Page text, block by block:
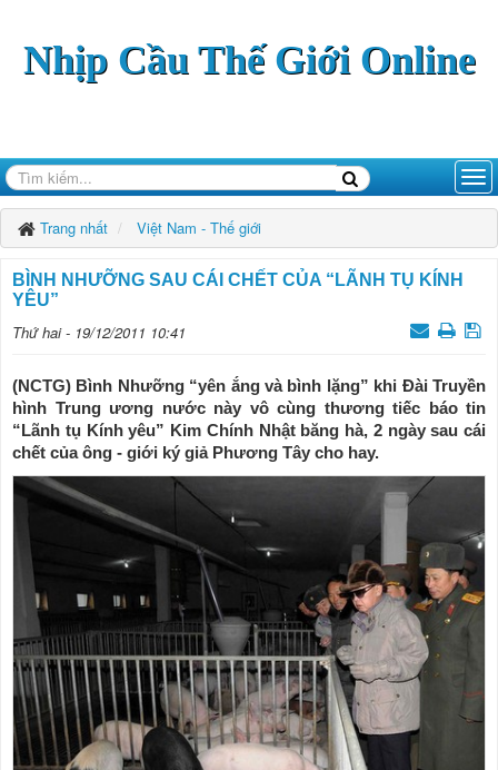
Nhịp Cầu Thế Giới Online
Trang nhất Việt Nam - Thế giới
BÌNH NHƯỠNG SAU CÁI CHẾT CỦA “LÃNH TỤ KÍNH
YÊU”
Thứ hai - 19/12/2011 10:41
(NCTG) Bình Nhưỡng “yên ắng và bình lặng” khi Ðài Truyền
hình Trung ương nước này vô cùng thương tiếc báo tin
“Lãnh tụ Kính yêu” Kim Chính Nhật băng hà, 2 ngày sau cái
chết của ông - giới ký giả Phương Tây cho hay.